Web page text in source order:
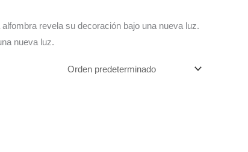
revela su decoración bajo una nueva luz.
nueva luz.